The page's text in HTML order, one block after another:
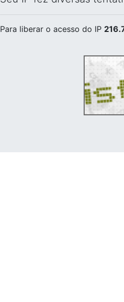
Para liberar o acesso do IP